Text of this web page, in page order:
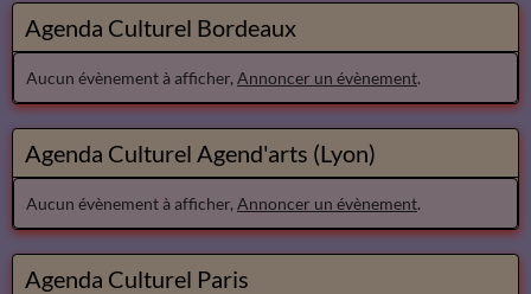
Agenda Culturel Bordeaux
Aucun évènement à afficher, Annoncer un évènement.
Agenda Culturel Agend'arts (Lyon)
Aucun évènement à afficher, Annoncer un évènement.
Agenda Culturel Paris